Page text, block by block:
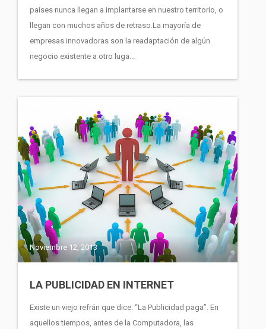
países nunca llegan a implantarse en nuestro territorio, o
llegan con muchos años de retraso.La mayoría de
empresas innovadoras son la readaptación de algún
negocio existente a otro luga...
Noviembre 12, 2013
LA PUBLICIDAD EN INTERNET
Existe un viejo refrán que dice: “La Publicidad paga”. En
aquellos tiempos, antes de la Computadora, las